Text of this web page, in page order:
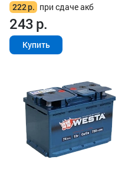
222р. при сдаче акб
243р.
Купить